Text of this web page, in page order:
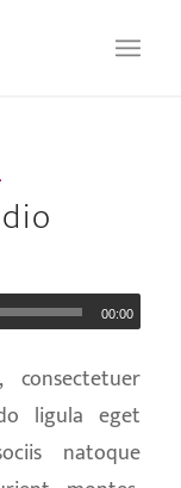
00:00
ligula eget
natoque